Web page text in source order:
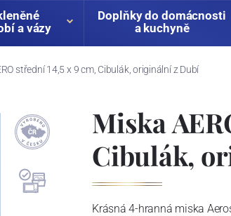
a vázy
Doplňky do domácnosti
a kuchyně
střední 14,5 x 9 cm, Cibulák, originální z Dubí
Miska
Cibulák,
Krásná 4-hranná miska